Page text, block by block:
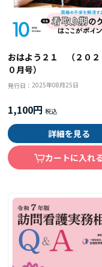
おはよう２１ （２０２
０月号）
発行日：2025年08月25日
1,100円
詳細を見る
カートに入れ